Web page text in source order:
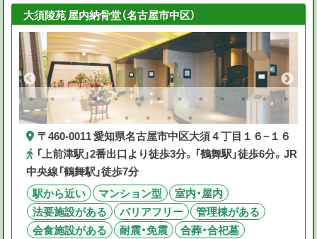
大須陵苑 屋内納骨堂（名古屋市中区）
〒460-0011 愛知県名古屋市中区大須４丁目１６−１６
「上前津駅」2番出口より徒歩3分。「鶴舞駅」徒歩6分。JR
中央線「鶴舞駅」徒歩7分
駅から近い
マンション型
室内・屋内
法要施設がある
バリアフリー
管理棟がある
会食施設がある
耐震・免震
合葬・合祀墓